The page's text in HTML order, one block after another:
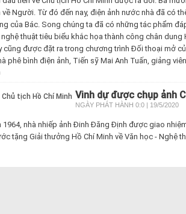
Người. Từ đó đến nay, điện ảnh nước nhà đã có
của Bác. Song chúng ta đã có những tác phẩm
thuật tiêu biểu khắc họa thành công chân dung
cũng được đặt ra trong chương trình Đối thoại mở
phê bình điện ảnh, Tiến sỹ Mai Anh Tuấn, giảng
Vinh dự được chụp ảnh
NGÀY PHÁT HÀNH 0:0 | 19/5/2020
1964, nhà nhiếp ảnh Đinh Đăng Định được giao
tặng Giải thưởng Hồ Chí Minh về Văn học - Nghệ